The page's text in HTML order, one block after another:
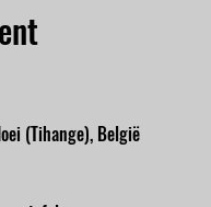
(Tihange), België